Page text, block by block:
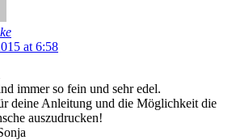
at 6:58
immer so fein und sehr edel.
deine Anleitung und die Möglichkeit die
auszudrucken!